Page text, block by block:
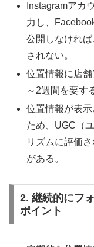
Instagramアカ
力し、
公開しなけれ
されない。
位置情報に店
～2週間を要す
位置情報が表
ため、UGC（
リズムに評価
がある。
2. 継続的にフ
ポイント